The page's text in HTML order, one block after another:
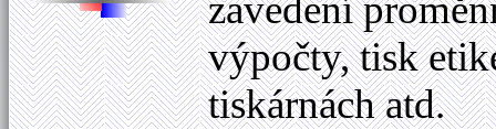
zavedení
výpočty, tisk
tiskárnách atd.